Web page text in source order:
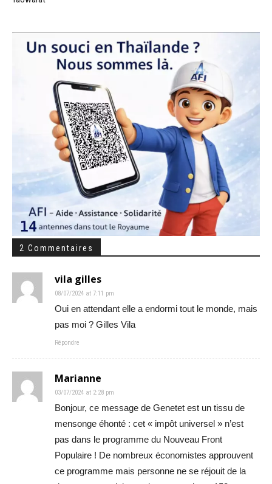
2 Commentaires
vila gilles
08/07/2024 at 7:11 pm
Oui en attendant elle a endormi tout le monde, mais
pas moi ? Gilles Vila
Répondre
Marianne
03/07/2024 at 2:28 pm
Bonjour, ce message de Genetet est un tissu de
mensonge éhonté : cet « impôt universel » n’est
pas dans le programme du Nouveau Front
Populaire ! De nombreux économistes approuvent
ce programme mais personne ne se réjouit de la